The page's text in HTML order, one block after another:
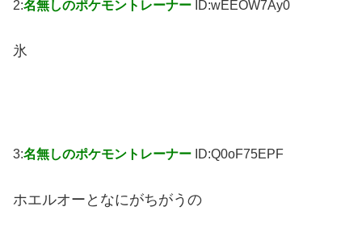
2:名無しのポケモントレーナー ID:wEEOW7Ay0
氷
3:名無しのポケモントレーナー ID:Q0oF75EPF
ホエルオーとなにがちがうの